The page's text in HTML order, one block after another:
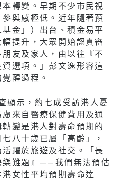
轉變。早期不少市民視
與感極低。近年隨著預
金」）出台、積金易平
提升，大眾開始認真審
友及家人，由以往『不
選項。」彭文逸形容這
醒過程。
顯示，約七成受訪港人憂
來自醫療保健費用及通
變是港人對壽命預期的
八十歲已屬「高齡」，
躍於旅遊及社交。「長
樂難題』——我們無法預估
女性平均預期壽命達